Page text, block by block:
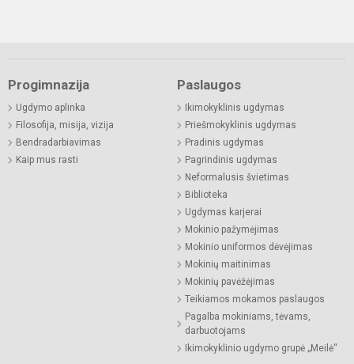
Progimnazija
Ugdymo aplinka
Filosofija, misija, vizija
Bendradarbiavimas
Kaip mus rasti
Paslaugos
Ikimokyklinis ugdymas
Priešmokyklinis ugdymas
Pradinis ugdymas
Pagrindinis ugdymas
Neformalusis švietimas
Biblioteka
Ugdymas karjerai
Mokinio pažymėjimas
Mokinio uniformos dėvėjimas
Mokinių maitinimas
Mokinių pavėžėjimas
Teikiamos mokamos paslaugos
Pagalba mokiniams, tėvams,
darbuotojams
Ikimokyklinio ugdymo grupė „Meilė“